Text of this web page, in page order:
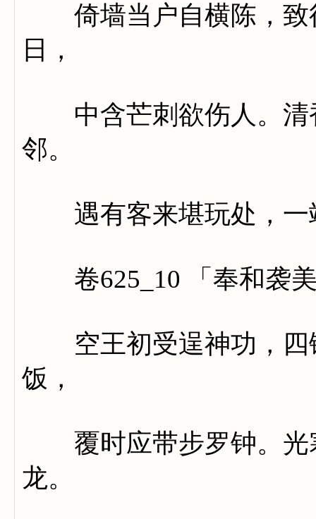
倚墙当户自横陈，致
日，
中含芒刺欲伤人。清
邻。
遇有客来堪玩处，一
卷625_10 「奉和袭美
空王初受逞神功，四
饭，
覆时应带步罗钟。光
龙。